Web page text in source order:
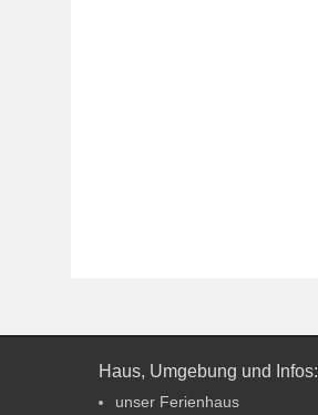
Haus, Umgebung und Infos:
unser Ferienhaus